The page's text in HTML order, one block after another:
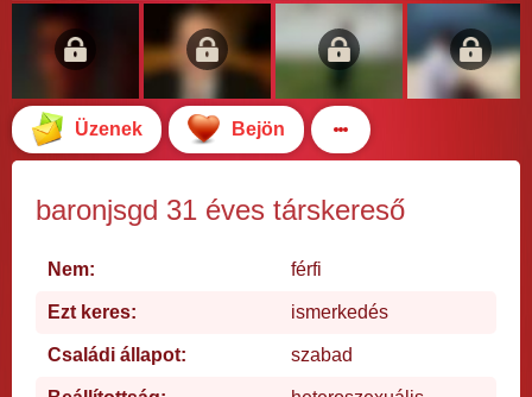
Üzenek Bejön
baronjsgd 31 éves társkereső
Nem: férfi
Ezt keres: ismerkedés
Családi állapot: szabad